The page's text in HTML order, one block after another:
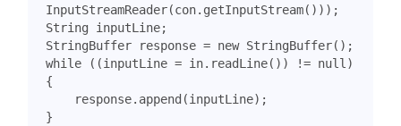
InputStreamReader(con. getInputStream()));
String
inputLine;
StringBuffer
response = new StringBuffer();
while
((inputLine = in. readLine()) != null )
{
response. append (inputLine);
}